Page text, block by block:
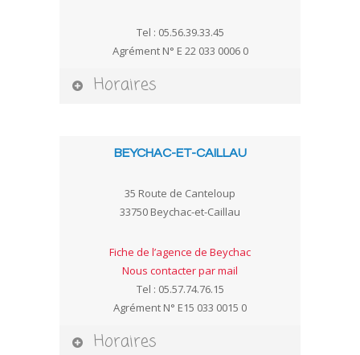
Tel : 05.56.39.33.45
Agrément N° E 22 033 0006 0
Horaires
BEYCHAC-ET-CAILLAU
35 Route de Canteloup
33750 Beychac-et-Caillau
Fiche de l’agence de Beychac
Nous contacter par mail
Tel : 05.57.74.76.15
Agrément N° E15 033 0015 0
Horaires